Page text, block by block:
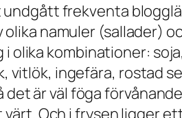
frekventa
namuler (sallader)
olika kombinationer:
ingefära, rostad
det är väl föga